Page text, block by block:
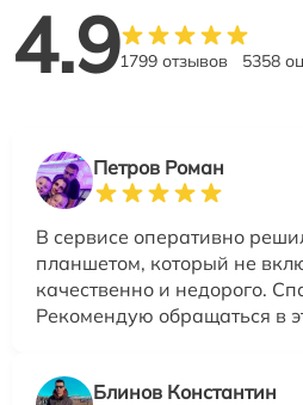
4.91799 отзывов 5358
Петров Роман
В сервисе оперативно
планшетом, который не
качественно и недорого.
Рекомендую обращаться в
Блинов Константин